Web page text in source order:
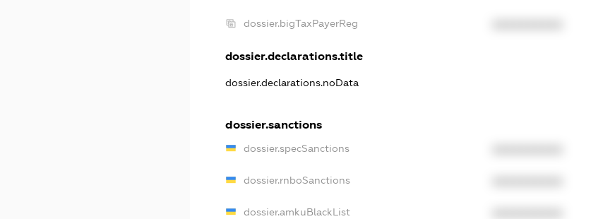
dossier.bigTaxPayerReg
dossier.declarations.title
dossier.declarations.noData
dossier.sanctions
dossier.specSanctions
dossier.rnboSanctions
dossier.amkuBlackList